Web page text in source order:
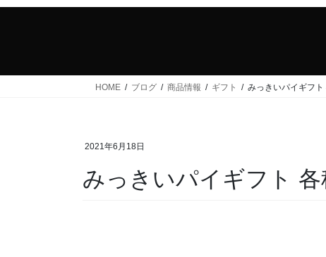
移
HOME ブログ 商品情報 ギフト みっきいパイギフト
2021年6月18日
みっきいパイギフト 各